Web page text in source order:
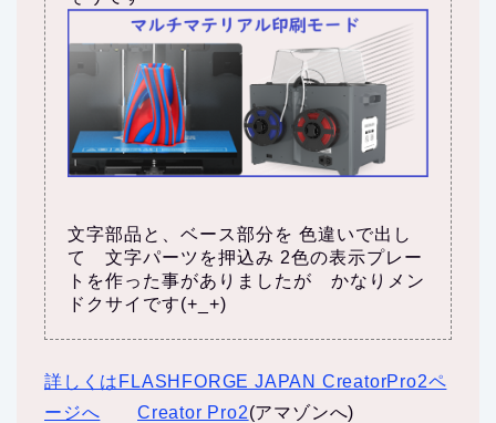
文字部品と、ベース部分を 色違いで出し
て 文字パーツを押込み 2色の表示プレー
トを作った事がありましたが かなりメン
ドクサイです(+_+)
詳しくはFLASHFORGE JAPAN CreatorPro2ペ
ージへ
Creator Pro2(アマゾンへ)